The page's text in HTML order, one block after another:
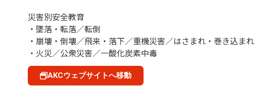
災害別安全教育
・墜落・転落／転倒
・崩壊・倒壊／飛来・落下／重機災害／はさまれ・巻き込まれ
・火災／公衆災害／一酸化炭素中毒
AKCウェブサイトへ移動